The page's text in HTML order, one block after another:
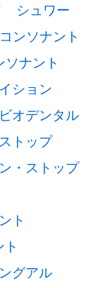
シュワー
コンソナント
ソナント
ション
オデンタル
トップ
・ストップ
ト
グアル